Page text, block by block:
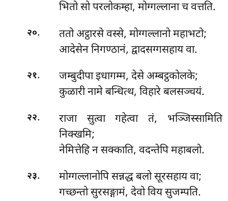
भितो सो परलोकम्हा, मोग्गल्लाना च वत्तति.
२०.
ततो अट्ठारसे वस्से, मोग्गल्लानो महाभटो;
आदेसेन निगण्ठानं, द्वादसग्गसहाय वा.
२१.
जम्बुदीपा इधागम्म, देसे अम्बट्ठकोलके;
कुळारी नामे बन्धित्थ, विहारे बलसञ्चयं.
२२.
राजा सुत्वा गहेत्वा तं, भञ्जिस्सामिति
निक्खमि;
नेमित्तेहि न सक्काति, वदन्तेपि महाबलो.
२३.
मोग्गल्लानोपि सन्नद्ध बलो सूरसहाय वा;
गच्छन्तो सुरसङ्गामं, देवो विय सुजम्पति.